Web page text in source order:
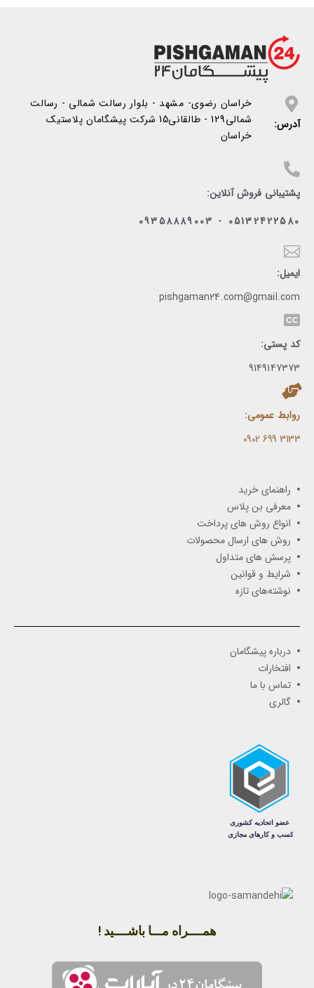
آدرس:
خراسان رضوی- مشهد - بلوار رسالت شمالی - رسالت
شمالی129 - طالقانی15 شرکت پیشگامان پلاستیک
خراسان
پشتیبانی فروش آنلاین:
05132422580 - 09358889003
ایمیل:
pishgaman24.com@gmail.com
کد پستی:
9149147373
روابط عمومی:
3133 699 0902​
راهنمای خرید
معرفی بن پلاس
انواع روش های پرداخت
روش های ارسال محصولات
پرسش های متداول
شرایط و قوانین
نوشته‌های تازه
درباره پیشگامان
افتخارات
تماس با ما
گالری
همــــراه مـــا باشــــید !